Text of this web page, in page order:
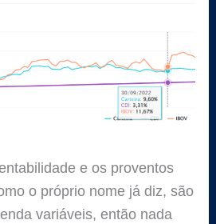
e os proventos
o próprio nome já diz, são
variáveis, então nada